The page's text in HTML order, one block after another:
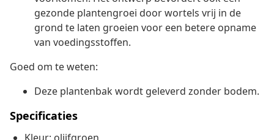
gezonde plantengroei door wortels vrij in de
grond te laten groeien voor een betere opname
van voedingsstoffen.
Goed om te weten:
Deze plantenbak wordt geleverd zonder bodem.
Specificaties